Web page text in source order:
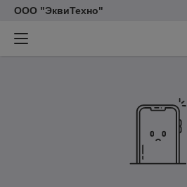
ООО "ЭквиТехно"